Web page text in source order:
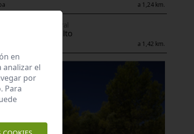
a 1,24 km.
del Catálogo General
de moralejo alto
a 1,42 km.
en
el
por
Para